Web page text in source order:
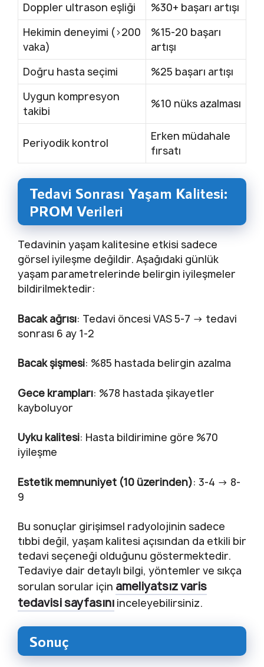
Doppler ultrason eşliği
%30+ başarı artışı
Hekimin deneyimi (>200
vaka)
%15-20 başarı
artışı
Doğru hasta seçimi
%25 başarı artışı
Uygun kompresyon
takibi
%10 nüks azalması
Periyodik kontrol
Erken müdahale
fırsatı
Tedavi Sonrası Yaşam Kalitesi:
PROM Verileri
Tedavinin yaşam kalitesine etkisi sadece
görsel iyileşme değildir. Aşağıdaki günlük
yaşam parametrelerinde belirgin iyileşmeler
bildirilmektedir:
Bacak ağrısı: Tedavi öncesi VAS 5-7 → tedavi
sonrası 6 ay 1-2
Bacak şişmesi: %85 hastada belirgin azalma
Gece krampları: %78 hastada şikayetler
kayboluyor
Uyku kalitesi: Hasta bildirimine göre %70
iyileşme
Estetik memnuniyet (10 üzerinden): 3-4 → 8-
9
Bu sonuçlar girişimsel radyolojinin sadece
tıbbi değil, yaşam kalitesi açısından da etkili bir
tedavi seçeneği olduğunu göstermektedir.
Tedaviye dair detaylı bilgi, yöntemler ve sıkça
sorulan sorular için ameliyatsız varis
tedavisi sayfasını inceleyebilirsiniz.
Sonuç